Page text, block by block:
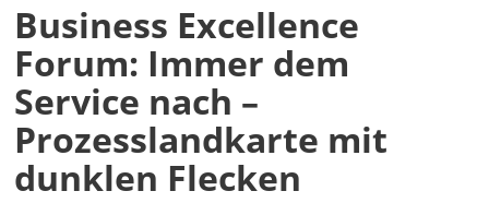
Business Excellence
Forum: Immer dem
Service nach –
Prozesslandkarte mit
dunklen Flecken